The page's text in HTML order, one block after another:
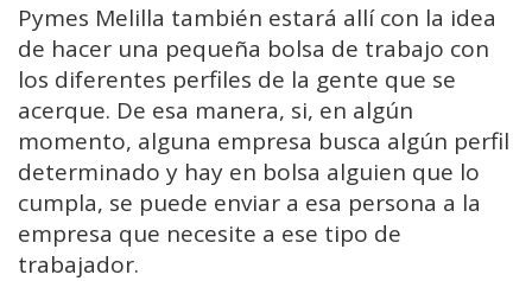
Pymes Melilla también estará allí con la idea
de hacer una pequeña bolsa de trabajo con
los diferentes perfiles de la gente que se
acerque. De esa manera, si, en algún
momento, alguna empresa busca algún perfil
determinado y hay en bolsa alguien que lo
cumpla, se puede enviar a esa persona a la
empresa que necesite a ese tipo de
trabajador.